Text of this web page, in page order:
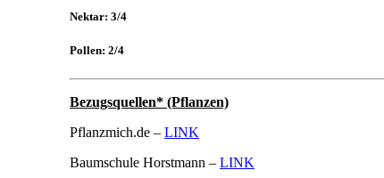
Nektar: 3/4
Pollen: 2/4
Bezugsquellen* (Pflanzen)
Pflanzmich.de – LINK
Baumschule Horstmann – LINK